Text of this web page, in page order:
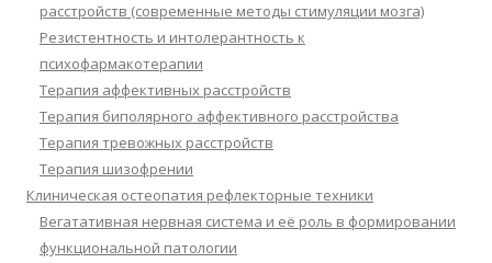
расстройств (современные методы стимуляции мозга)
Резистентность и интолерантность к
психофармакотерапии
Терапия аффективных расстройств
Терапия биполярного аффективного расстройства
Терапия тревожных расстройств
Терапия шизофрении
Клиническая остеопатия рефлекторные техники
Вегатативная нервная система и её роль в формировании
функциональной патологии